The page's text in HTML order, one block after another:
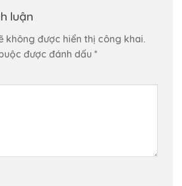
luận
không được hiển thị công khai.
được đánh dấu *